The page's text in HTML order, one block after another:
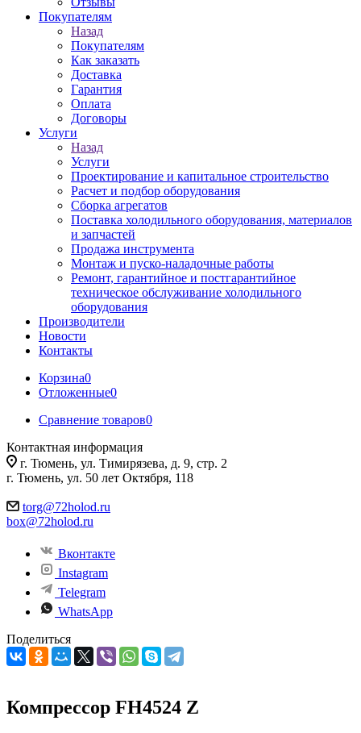
Покупателям
Назад
Покупателям
Как заказать
Доставка
Гарантия
Оплата
Договоры
Услуги
Назад
Услуги
Проектирование и капитальное строительство
Расчет и подбор оборудования
Сборка агрегатов
Поставка холодильного оборудования, материалов
и запчастей
Продажа инструмента
Монтаж и пуско-наладочные работы
Ремонт, гарантийное и постгарантийное
техническое обслуживание холодильного
оборудования
Производители
Новости
Контакты
Корзина0
Отложенные0
Сравнение товаров0
Контактная информация
г. Тюмень, ул. Тимирязева, д. 9, стр. 2
г. Тюмень, ул. 50 лет Октября, 118
torg@72holod.ru
box@72holod.ru
Вконтакте
Instagram
Telegram
WhatsApp
Поделиться
Компрессор FH4524 Z